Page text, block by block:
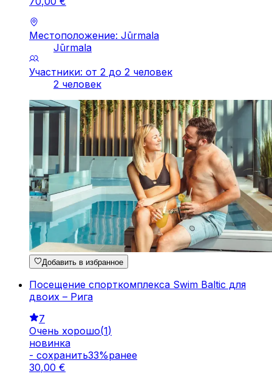
Местоположение: Jūrmala
Jūrmala
Участники: от 2 до 2 человек
2 человек
Добавить в избранное
Посещение спорткомплекса Swim Baltic для
двоих – Рига
7
Очень хорошо(1)
новинка
- cохранить33%ранее
30,00 €